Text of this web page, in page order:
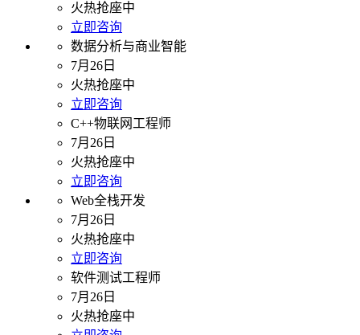
火热抢座中
立即咨询
数据分析与商业智能
7月26日
火热抢座中
立即咨询
C++物联网工程师
7月26日
火热抢座中
立即咨询
Web全栈开发
7月26日
火热抢座中
立即咨询
软件测试工程师
7月26日
火热抢座中